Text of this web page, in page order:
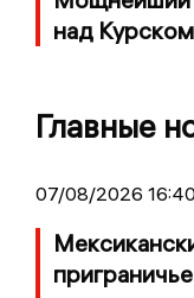
над Курском
Главные
07/08/2026 16:40